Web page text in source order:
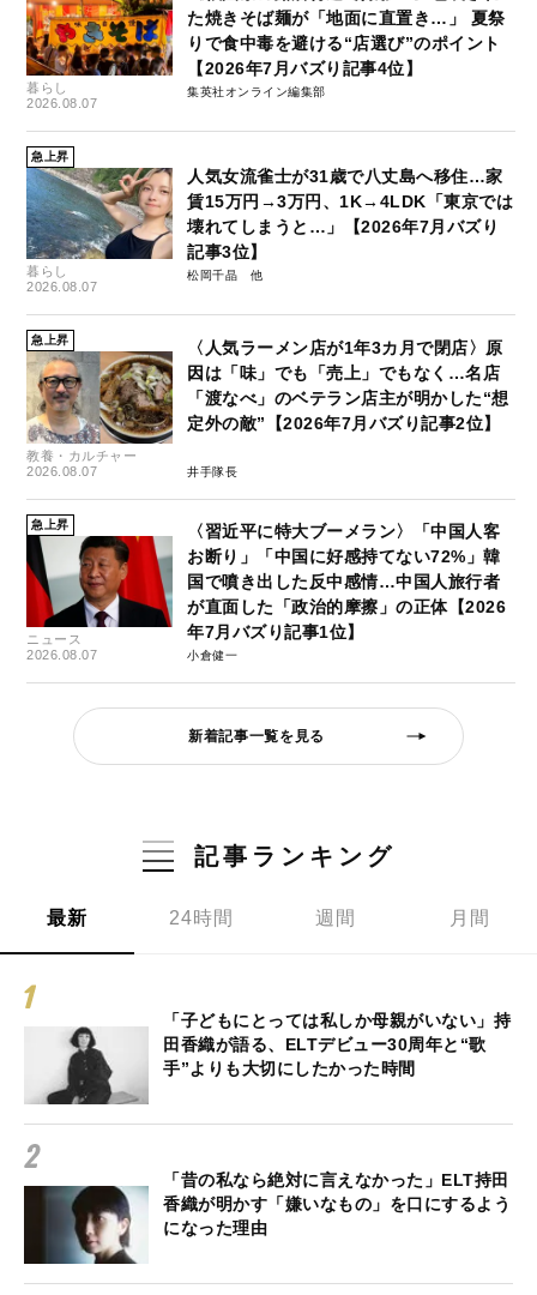
暮らし
2026.08.07
た焼きそば麺が「地面に直置き…」 夏祭
りで食中毒を避ける“店選び”のポイント
【2026年7月バズり記事4位】
集英社オンライン編集部
急上昇
暮らし
2026.08.07
人気女流雀士が31歳で八丈島へ移住…家
賃15万円→3万円、1K→4LDK「東京では
壊れてしまうと…」【2026年7月バズり
記事3位】
松岡千晶
急上昇
教養・カルチャー
2026.08.07
〈人気ラーメン店が1年3カ月で閉店〉原
因は「味」でも「売上」でもなく…名店
「渡なべ」のベテラン店主が明かした“想
定外の敵”【2026年7月バズり記事2位】
井手隊長
急上昇
ニュース
2026.08.07
〈習近平に特大ブーメラン〉「中国人客
お断り」「中国に好感持てない72%」韓
国で噴き出した反中感情…中国人旅行者
が直面した「政治的摩擦」の正体【2026
年7月バズり記事1位】
小倉健一
新着記事一覧を見る
記事ランキング
最新 24時間 週間 月間
「子どもにとっては私しか母親がいない」持
田香織が語る、ELTデビュー30周年と“歌
手”よりも大切にしたかった時間
「昔の私なら絶対に言えなかった」ELT持田
香織が明かす「嫌いなもの」を口にするよう
になった理由